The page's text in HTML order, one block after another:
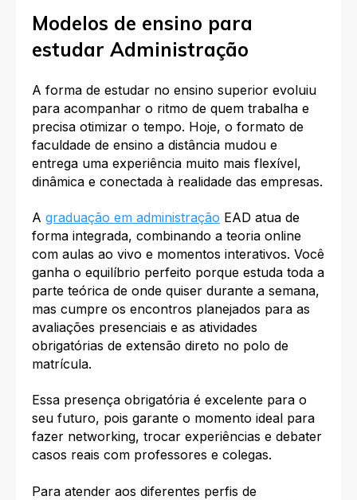
Modelos de ensino para
estudar Administração
A forma de estudar no ensino superior evoluiu
para acompanhar o ritmo de quem trabalha e
precisa otimizar o tempo. Hoje, o formato de
faculdade de ensino a distância mudou e
entrega uma experiência muito mais flexível,
dinâmica e conectada à realidade das empresas.
A graduação em administração EAD atua de
forma integrada, combinando a teoria online
com aulas ao vivo e momentos interativos. Você
ganha o equilíbrio perfeito porque estuda toda a
parte teórica de onde quiser durante a semana,
mas cumpre os encontros planejados para as
avaliações presenciais e as atividades
obrigatórias de extensão direto no polo de
matrícula.
Essa presença obrigatória é excelente para o
seu futuro, pois garante o momento ideal para
fazer networking, trocar experiências e debater
casos reais com professores e colegas.
Para atender aos diferentes perfis de